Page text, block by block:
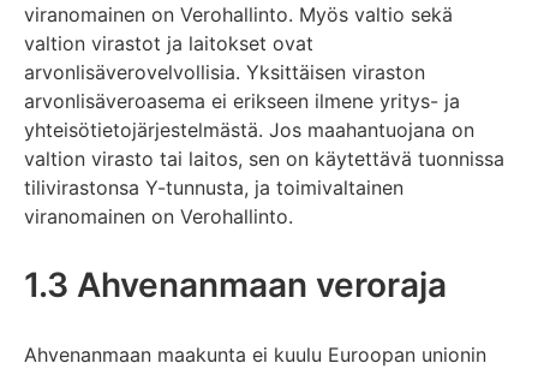
viranomainen on Verohallinto. Myös valtio sekä
valtion virastot ja laitokset ovat
arvonlisäverovelvollisia. Yksittäisen viraston
arvonlisäveroasema ei erikseen ilmene yritys- ja
yhteisötietojärjestelmästä. Jos maahantuojana on
valtion virasto tai laitos, sen on käytettävä tuonnissa
tilivirastonsa Y-tunnusta, ja toimivaltainen
viranomainen on Verohallinto.
1.3 Ahvenanmaan veroraja
Ahvenanmaan maakunta ei kuulu Euroopan unionin